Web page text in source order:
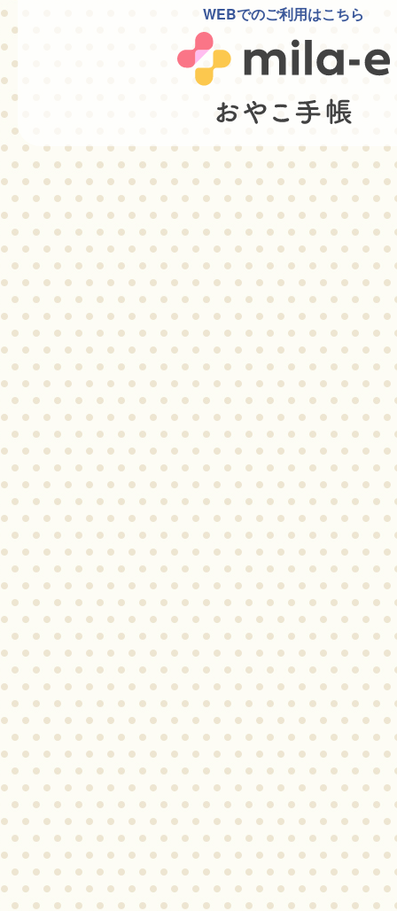
WEBでのご利用はこちら